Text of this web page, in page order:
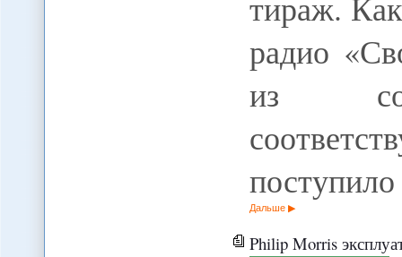
радио
из
Дальше
Philip Morris